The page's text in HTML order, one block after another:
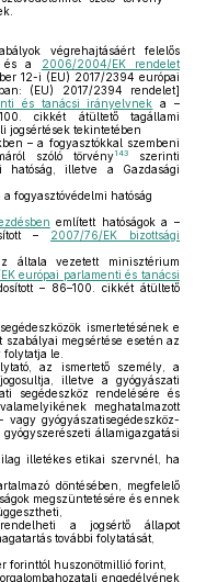
végrehajtásáért felelős
és a
2006/2004/EK rendelet
12-i (EU) 2017/2394 európai
(EU) 2017/2394 rendelet]
és tanácsi irányelvnek a –
cikkét átültető tagállami
jogsértések tekintetében
– a fogyasztókkal szembeni
szóló törvény143
szerinti
hatóság, illetve a Gazdasági
fogyasztóvédelmi hatóság
említett hatóságok a –
– 2007/76/EK bizottsági
általa vezetett minisztérium
európai parlamenti és tanácsi
– 86–100. cikkét átültető
ismertetésének e
megsértése esetén az
le.
az ismertető személy, a
illetve a gyógyászati
segédeszköz rendelésére és
meghatalmazott
gyógyászatisegédeszköz-
államigazgatási
illetékes etikai szervnél, ha
döntésében, megfelelő
megszüntetésére és ennek
a jogsértő állapot
további folytatását,
forinttól huszonötmillió forint,
engedélyének